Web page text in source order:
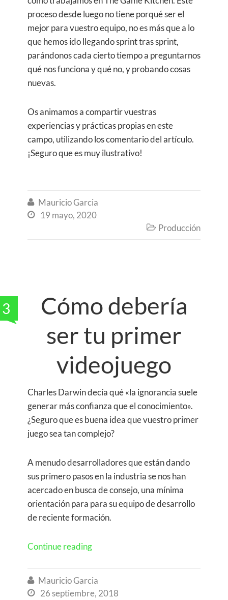
proceso desde luego no tiene porqué ser el
mejor para vuestro equipo, no es más que a lo
que hemos ido llegando sprint tras sprint,
parándonos cada cierto tiempo a preguntarnos
qué nos funciona y qué no, y probando cosas
nuevas.
Os animamos a compartir vuestras
experiencias y prácticas propias en este
campo, utilizando los comentario del artículo.
¡Seguro que es muy ilustrativo!
 Mauricio Garcia
 19 mayo, 2020
 Producción
3
Cómo debería
ser tu primer
videojuego
Charles Darwin decía qué «la ignorancia suele
generar más confianza que el conocimiento».
¿Seguro que es buena idea que vuestro primer
juego sea tan complejo?
A menudo desarrolladores que están dando
sus primero pasos en la industria se nos han
acercado en busca de consejo, una mínima
orientación para para su equipo de desarrollo
de reciente formación.
Continue reading
 Mauricio Garcia
 26 septiembre, 2018